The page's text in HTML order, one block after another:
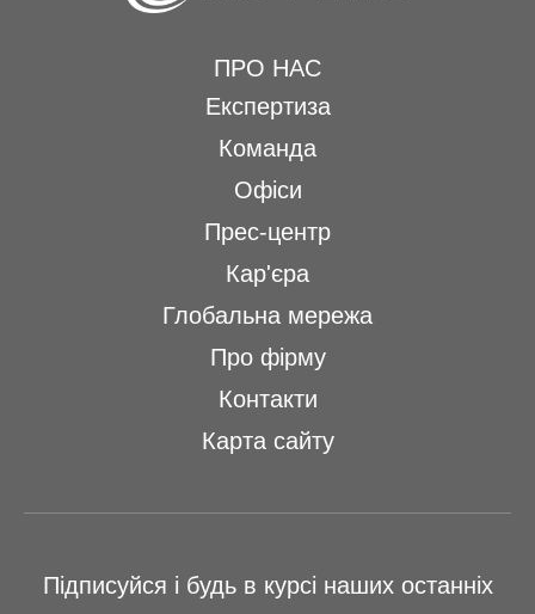
ПРО НАС
Експертиза
Команда
Офіси
Прес-центр
Кар'єра
Глобальна мережа
Про фірму
Контакти
Карта сайту
Підписуйся і будь в курсі наших останніх